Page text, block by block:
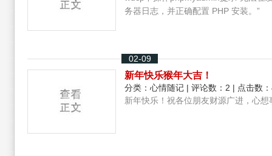
务器日志，并正确配置 PHP 安装。”
02-09
新年快乐猴年大吉！
分类： 心情随记 | 评论数：2 | 点击数
新年快乐！祝各位朋友财源广进，心